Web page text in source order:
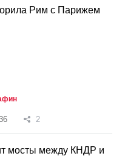
Рим с Парижем
2
мосты между КНДР и